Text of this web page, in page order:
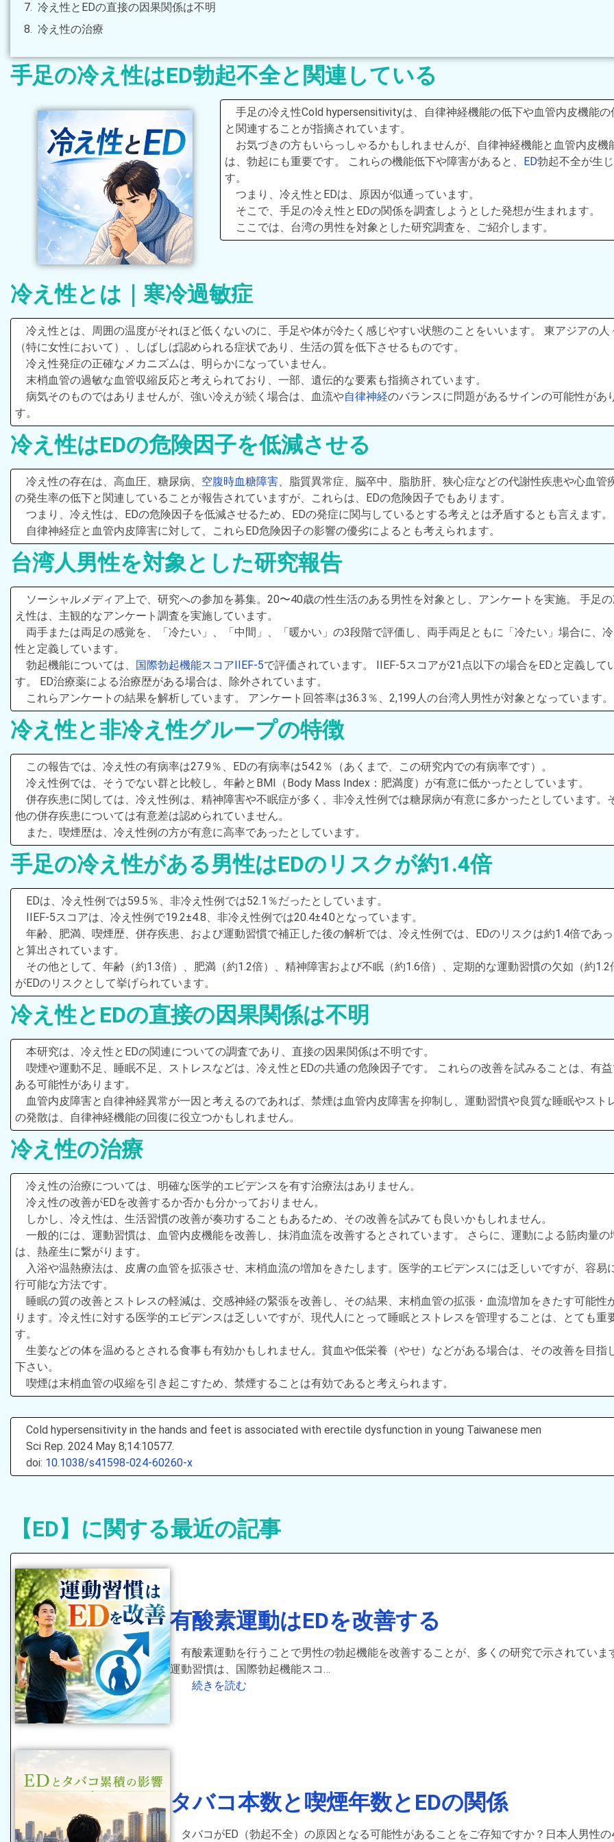
冷え性とEDの直接の因果関係は不明
冷え性の治療
手足の冷え性はED勃起不全と関連している
手足の冷え性Cold hypersensitivityは、自律神経機能の低下や血管内皮機能の
と関連することが指摘されています。
お気づきの方もいらっしゃるかもしれませんが、自律神経機能と血管内皮機
は、勃起にも重要です。 これらの機能低下や障害があると、 ED勃起不全が生じ
す。
つまり、冷え性とEDは、原因が似通っています。
そこで、手足の冷え性とEDの関係を調査しようとした発想が生まれます。
ここでは、台湾の男性を対象とした研究調査を、ご紹介します。
冷え性とは｜寒冷過敏症
冷え性とは、周囲の温度がそれほど低くないのに、手足や体が冷たく感じやすい状態のことをいいます。 東アジアの人
（特に女性において）、しばしば認められる症状であり、生活の質を低下させるものです。
冷え性発症の正確なメカニズムは、明らかになっていません。
末梢血管の過敏な血管収縮反応と考えられており、一部、遺伝的な要素も指摘されています。
病気そのものではありませんが、強い冷えが続く場合は、血流や自律神経のバランスに問題があるサインの可能性があ
す。
冷え性はEDの危険因子を低減させる
冷え性の存在は、高血圧、糖尿病、 空腹時血糖障害、脂質異常症、脳卒中、脂肪肝、狭心症などの代謝性疾患や心血管
の発生率の低下と関連していることが報告されていますが、これらは、EDの危険因子でもあります。
つまり、冷え性は、EDの危険因子を低減させるため、EDの発症に関与しているとする考えとは矛盾するとも言えます。
自律神経症と血管内皮障害に対して、これらED危険因子の影響の優劣によるとも考えられます。
台湾人男性を対象とした研究報告
ソーシャルメディア上で、研究への参加を募集。20〜40歳の性生活のある男性を対象とし、アンケートを実施。 手足
え性は、主観的なアンケート調査を実施しています。
両手または両足の感覚を、「冷たい」、「中間」、「暖かい」の3段階で評価し、両手両足ともに「冷たい」場合に、冷
性と定義しています。
勃起機能については、 国際勃起機能スコアIIEF-5で評価されています。 IIEF-5スコアが21点以下の場合をEDと定義して
す。 ED治療薬による治療歴がある場合は、除外されています。
これらアンケートの結果を解析しています。 アンケート回答率は36.3％、2,199人の台湾人男性が対象となっています。
冷え性と非冷え性グループの特徴
この報告では、冷え性の有病率は27.9％、EDの有病率は54.2％（あくまで、この研究内での有病率です）。
冷え性例では、そうでない群と比較し、年齢とBMI（Body Mass Index：肥満度）が有意に低かったとしています。
併存疾患に関しては、冷え性例は、精神障害や不眠症が多く、非冷え性例では糖尿病が有意に多かったとしています。
他の併存疾患については有意差は認められていません。
また、喫煙歴は、冷え性例の方が有意に高率であったとしています。
手足の冷え性がある男性はEDのリスクが約1.4倍
EDは、冷え性例では59.5％、非冷え性例では52.1％だったとしています。
IIEF-5スコアは、冷え性例で19.2±4.8、非冷え性例では20.4±4.0となっています。
年齢、肥満、喫煙歴、併存疾患、および運動習慣で補正した後の解析では、冷え性例では、EDのリスクは約1.4倍であ
と算出されています。
その他として、年齢（約1.3倍）、肥満（約1.2倍）、精神障害および不眠（約1.6倍）、定期的な運動習慣の欠如（約1.2
がEDのリスクとして挙げられています。
冷え性とEDの直接の因果関係は不明
本研究は、冷え性とEDの関連についての調査であり、直接の因果関係は不明です。
喫煙や運動不足、睡眠不足、ストレスなどは、冷え性とEDの共通の危険因子です。 これらの改善を試みることは、有
ある可能性があります。
血管内皮障害と自律神経異常が一因と考えるのであれば、禁煙は血管内皮障害を抑制し、運動習慣や良質な睡眠やスト
の発散は、自律神経機能の回復に役立つかもしれません。
冷え性の治療
冷え性の治療については、明確な医学的エビデンスを有す治療法はありません。
冷え性の改善がEDを改善するか否かも分かっておりません。
しかし、冷え性は、生活習慣の改善が奏功することもあるため、その改善を試みても良いかもしれません。
一般的には、運動習慣は、血管内皮機能を改善し、抹消血流を改善するとされています。 さらに、運動による筋肉量の
は、熱産生に繋がります。
入浴や温熱療法は、皮膚の血管を拡張させ、末梢血流の増加をきたします。医学的エビデンスには乏しいですが、容易
行可能な方法です。
睡眠の質の改善とストレスの軽減は、交感神経の緊張を改善し、その結果、末梢血管の拡張・血流増加をきたす可能性
ります。冷え性に対する医学的エビデンスは乏しいですが、現代人にとって睡眠とストレスを管理することは、とても重
す。
生姜などの体を温めるとされる食事も有効かもしれません。貧血や低栄養（やせ）などがある場合は、その改善を目指
下さい。
喫煙は末梢血管の収縮を引き起こすため、禁煙することは有効であると考えられます。
Cold hypersensitivity in the hands and feet is associated with erectile dysfunction in young Taiwanese men
Sci Rep. 2024 May 8;14:10577.
doi: 10.1038/s41598-024-60260-x
【ED】に関する最近の記事
有酸素運動はEDを改善する
有酸素運動を行うことで男性の勃起機能を改善することが、多くの研究で示されていま
運動習慣は、国際勃起機能スコ…
続きを読む
タバコ本数と喫煙年数とEDの関係
タバコがED（勃起不全）の原因となる可能性があることをご存知ですか？日本人男性の